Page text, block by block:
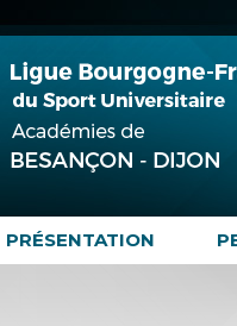
PRÉSENTATION